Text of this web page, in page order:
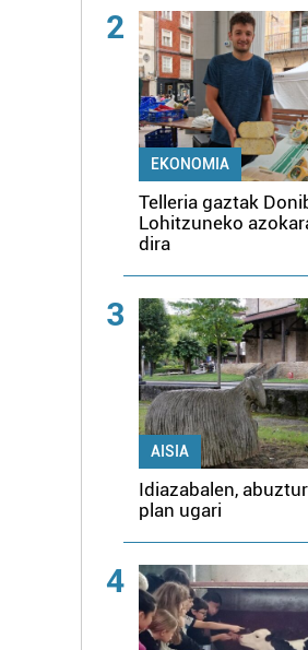
2
EKONOMIA
Telleria gaztak
Lohitzuneko
dira
3
AISIA
Idiazabalen,
plan ugari
4